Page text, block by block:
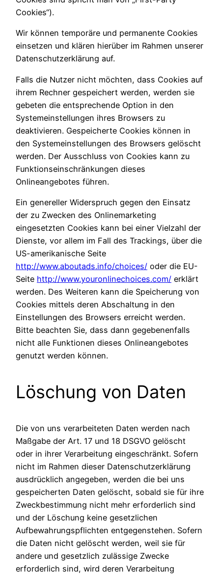
Cookies“).
Wir können temporäre und permanente Cookies
einsetzen und klären hierüber im Rahmen unserer
Datenschutzerklärung auf.
Falls die Nutzer nicht möchten, dass Cookies auf
ihrem Rechner gespeichert werden, werden sie
gebeten die entsprechende Option in den
Systemeinstellungen ihres Browsers zu
deaktivieren. Gespeicherte Cookies können in
den Systemeinstellungen des Browsers gelöscht
werden. Der Ausschluss von Cookies kann zu
Funktionseinschränkungen dieses
Onlineangebotes führen.
Ein genereller Widerspruch gegen den Einsatz
der zu Zwecken des Onlinemarketing
eingesetzten Cookies kann bei einer Vielzahl der
Dienste, vor allem im Fall des Trackings, über die
US-amerikanische Seite
http://www.aboutads.info/choices/ oder die EU-
Seite http://www.youronlinechoices.com/ erklärt
werden. Des Weiteren kann die Speicherung von
Cookies mittels deren Abschaltung in den
Einstellungen des Browsers erreicht werden.
Bitte beachten Sie, dass dann gegebenenfalls
nicht alle Funktionen dieses Onlineangebotes
genutzt werden können.
Löschung von Daten
Die von uns verarbeiteten Daten werden nach
Maßgabe der Art. 17 und 18 DSGVO gelöscht
oder in ihrer Verarbeitung eingeschränkt. Sofern
nicht im Rahmen dieser Datenschutzerklärung
ausdrücklich angegeben, werden die bei uns
gespeicherten Daten gelöscht, sobald sie für ihre
Zweckbestimmung nicht mehr erforderlich sind
und der Löschung keine gesetzlichen
Aufbewahrungspflichten entgegenstehen. Sofern
die Daten nicht gelöscht werden, weil sie für
andere und gesetzlich zulässige Zwecke
erforderlich sind, wird deren Verarbeitung